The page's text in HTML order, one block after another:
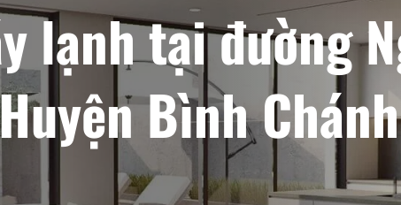
lạnh tại đường
Bình Chánh